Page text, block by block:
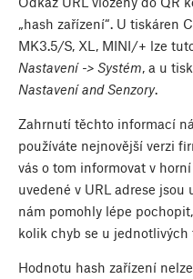
„hash zařízení“. U tiskáren
MK3.5/S, XL, MINI/+ lze
Nastavení -> Systém, a u
Nastavení and Senzory.
Zahrnutí těchto informací
používáte nejnovější verzi
vás o tom informovat v
uvedené v URL adrese jsou
nám pomohly lépe
kolik chyb se u jednotlivých
Hodnotu hash zařízení